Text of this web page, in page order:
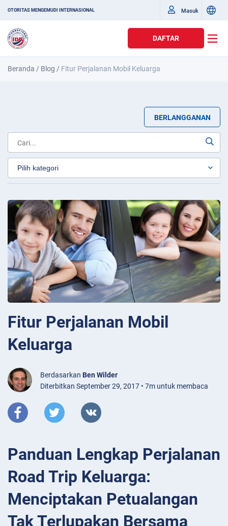
OTORITAS MENGEMUDI INTERNASIONAL Masuk
DAFTAR
Beranda / Blog / Fitur Perjalanan Mobil Keluarga
BERLANGGANAN
Fitur Perjalanan Mobil
Keluarga
Berdasarkan Ben Wilder
Diterbitkan September 29, 2017 • 7m untuk membaca
Panduan Lengkap Perjalanan
Road Trip Keluarga:
Menciptakan Petualangan
Tak Terlupakan Bersama